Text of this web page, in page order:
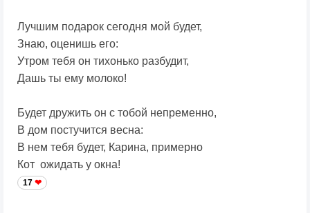
Лучшим подарок сегодня мой будет,
Знаю, оценишь его:
Утром тебя он тихонько разбудит,
Дашь ты ему молоко!
Будет дружить он с тобой непременно,
В дом постучится весна:
В нем тебя будет, Карина, примерно
Кот ожидать у окна!
17